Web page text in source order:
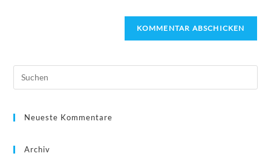
Neueste Kommentare
Archiv